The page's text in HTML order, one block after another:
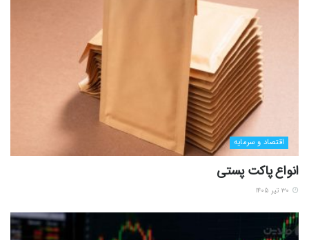
اقتصاد و سرمایه
انواع پاکت پستی